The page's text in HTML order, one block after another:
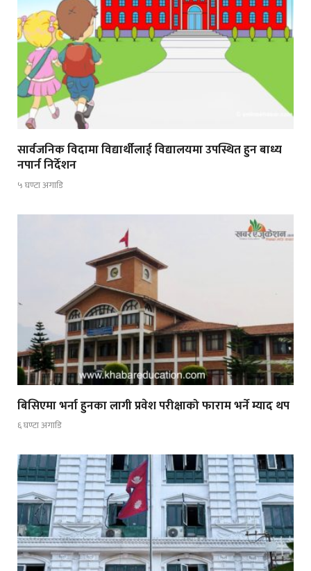
सार्वजनिक विदामा विद्यार्थीलाई विद्यालयमा उपस्थित हुन बाध्य
नपार्न निर्देशन
५ घण्टा अगाडि
बिसिएमा भर्ना हुनका लागी प्रवेश परीक्षाको फाराम भर्ने म्याद थप
६ घण्टा अगाडि